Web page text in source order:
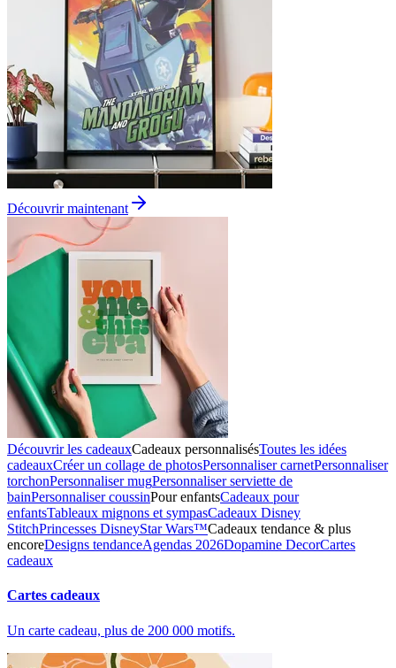
Découvrir maintenant
Découvrir les cadeauxCadeaux personnalisésToutes les idées
cadeauxCréer un collage de photosPersonnaliser carnetPersonnaliser
torchonPersonnaliser mugPersonnaliser serviette de
bainPersonnaliser coussinPour enfantsCadeaux pour
enfantsTableaux mignons et sympasCadeaux Disney
StitchPrincesses DisneyStar Wars™Cadeaux tendance & plus
encoreDesigns tendanceAgendas 2026Dopamine DecorCartes
cadeaux
Cartes cadeaux
Un carte cadeau, plus de 200 000 motifs.